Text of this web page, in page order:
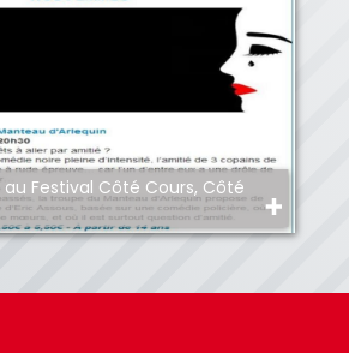
Festival Côté Cours, Côté